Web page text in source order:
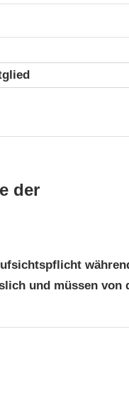
der
und müssen von